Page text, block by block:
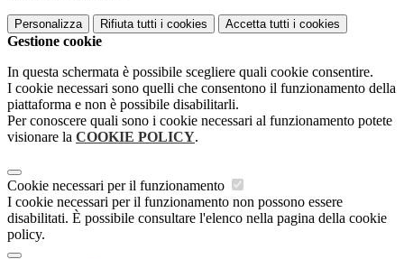
Personalizza Rifiuta tutti i cookies Accetta tutti i cookies
Gestione cookie
In questa schermata è possibile scegliere quali cookie consentire.
I cookie necessari sono quelli che consentono il funzionamento della
piattaforma e non è possibile disabilitarli.
Per conoscere quali sono i cookie necessari al funzionamento potete
visionare la COOKIE POLICY.
Cookie necessari per il funzionamento
I cookie necessari per il funzionamento non possono essere
disabilitati. È possibile consultare l'elenco nella pagina della cookie
policy.